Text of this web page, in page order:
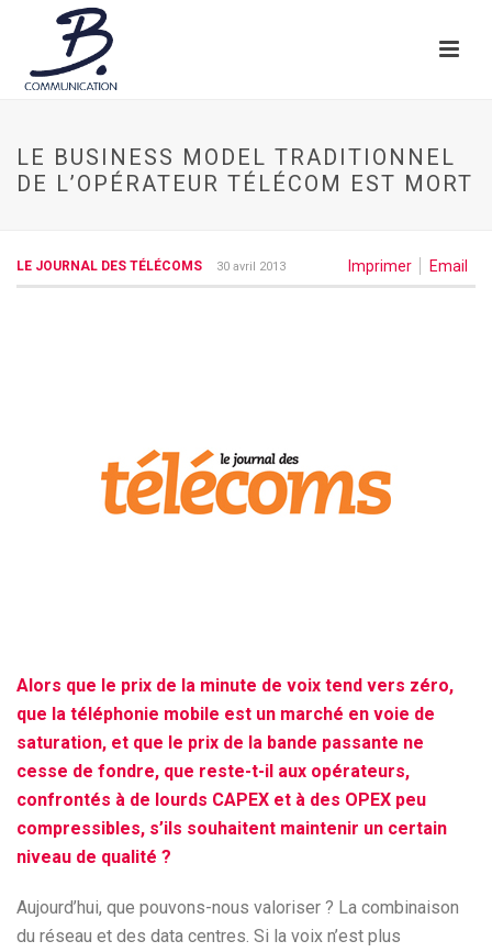
LE BUSINESS MODEL TRADITIONNEL
DE L’OPÉRATEUR TÉLÉCOM EST MORT
Imprimer Email
LE JOURNAL DES TÉLÉCOMS 30 avril 2013
Alors que le prix de la minute de voix tend vers zéro,
que la téléphonie mobile est un marché en voie de
saturation, et que le prix de la bande passante ne
cesse de fondre, que reste-t-il aux opérateurs,
confrontés à de lourds CAPEX et à des OPEX peu
compressibles, s’ils souhaitent maintenir un certain
niveau de qualité ?
Aujourd’hui, que pouvons-nous valoriser ? La combinaison
du réseau et des data centres. Si la voix n’est plus